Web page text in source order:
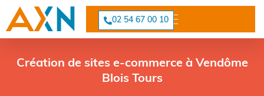
02 54 67 00 10
Création de sites e-commerce à Vendôme
Blois Tours
Cookies management panel